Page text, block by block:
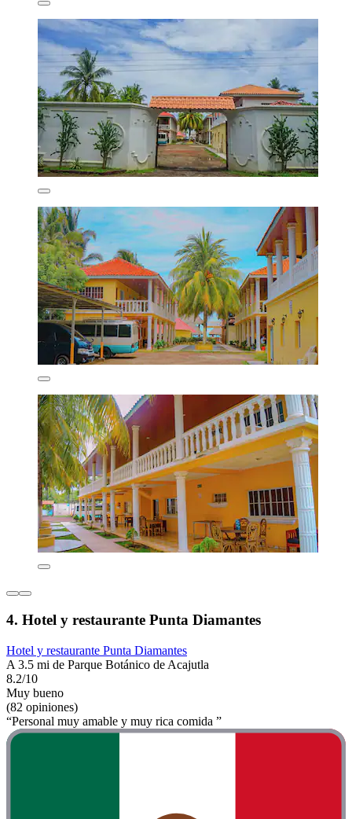
4. Hotel y restaurante Punta Diamantes
Hotel y restaurante Punta Diamantes
A 3.5 mi de Parque Botánico de Acajutla
8.2/10
Muy bueno
(82 opiniones)
“Personal muy amable y muy rica comida ”